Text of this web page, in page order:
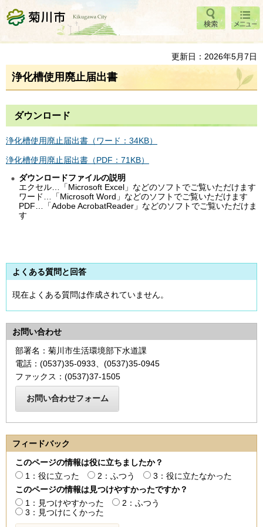
菊川市 検索
メニ
ュー
更新日：2026年5月7日
浄化槽使用廃止届出書
ダウンロード
浄化槽使用廃止届出書（ワード：34KB）
浄化槽使用廃止届出書（PDF：71KB）
ダウンロードファイルの説明
エクセル…「Microsoft Excel」などのソフトでご覧いただけます
ワード…「Microsoft Word」などのソフトでご覧いただけます
PDF…「Adobe AcrobatReader」などのソフトでご覧いただけま
す
よくある質問と回答
現在よくある質問は作成されていません。
お問い合わせ
部署名：菊川市生活環境部下水道課
電話：(0537)35-0933、(0537)35-0945
ファックス：(0537)37-1505
フィードバック
このページの情報は役に立ちましたか？
1：役に立った
2：ふつう
3：役に立たなかった
このページの情報は見つけやすかったですか？
1：見つけやすかった
2：ふつう
3：見つけにくかった